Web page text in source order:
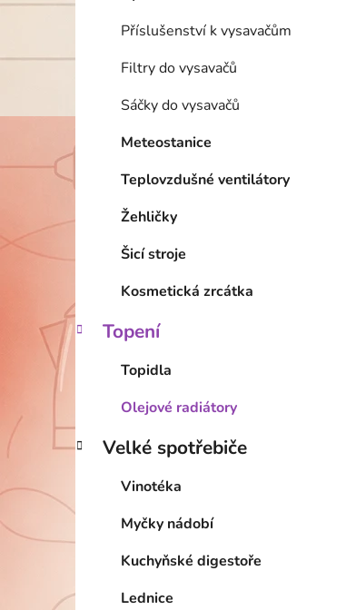
Příslušenství k vysavačům
Filtry do vysavačů
Sáčky do vysavačů
Meteostanice
Teplovzdušné ventilátory
Žehličky
Šicí stroje
Kosmetická zrcátka
Topení
Topidla
Olejové radiátory
Velké spotřebiče
Vinotéka
Myčky nádobí
Kuchyňské digestoře
Lednice